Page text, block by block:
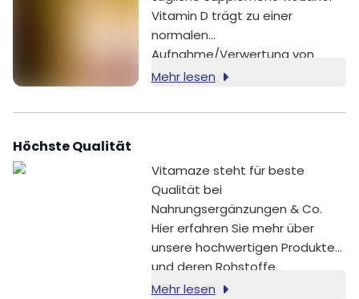
Vitamin D trägt zu einer
normalen
Aufnahme/Verwertung von
Calcium und Phosphor sowie zur
Calciumspiegels im Blut bei [1].
diesem Grund kombiniert
Vitamaze beide Nährstoffe in
einer klar dosierten, einfach
anzuwendenden Formel.
Mehr lesen
Höchste Qualität
Vitamaze steht für beste
Qualität bei
Nahrungsergänzungen & Co.
Hier erfahren Sie mehr über
unsere hochwertigen Produkte
und deren Rohstoffe.
Mehr lesen